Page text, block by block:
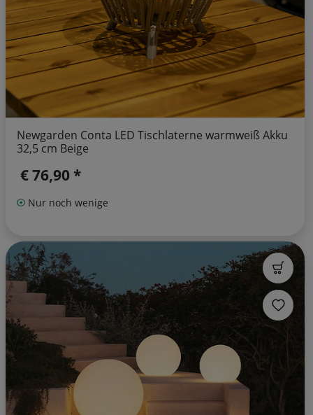
Newgarden Conta LED Tischlaterne warmweiß Akku
32,5 cm Beige
€ 76,90 *
Nur noch wenige